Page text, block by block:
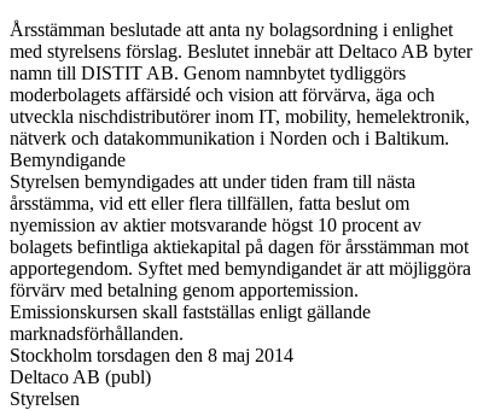
Årsstämman beslutade att anta ny bolagsordning i enlighet
med styrelsens förslag. Beslutet innebär att Deltaco AB byter
namn till DISTIT AB. Genom namnbytet tydliggörs
moderbolagets affärsidé och vision att förvärva, äga och
utveckla nischdistributörer inom IT, mobility, hemelektronik,
nätverk och datakommunikation i Norden och i Baltikum.
Bemyndigande
Styrelsen bemyndigades att under tiden fram till nästa
årsstämma, vid ett eller flera tillfällen, fatta beslut om
nyemission av aktier motsvarande högst 10 procent av
bolagets befintliga aktiekapital på dagen för årsstämman mot
apportegendom. Syftet med bemyndigandet är att möjliggöra
förvärv med betalning genom apportemission.
Emissionskursen skall fastställas enligt gällande
marknadsförhållanden.
Stockholm torsdagen den 8 maj 2014
Deltaco AB (publ)
Styrelsen